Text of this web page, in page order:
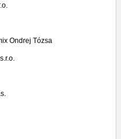
Ondrej Tózsa